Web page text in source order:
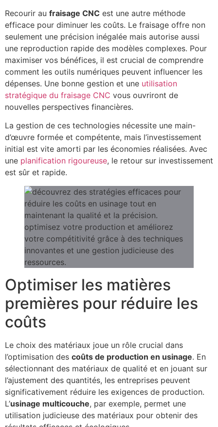
Recourir au fraisage CNC est une autre méthode
efficace pour diminuer les coûts. Le fraisage offre non
seulement une précision inégalée mais autorise aussi
une reproduction rapide des modèles complexes. Pour
maximiser vos bénéfices, il est crucial de comprendre
comment les outils numériques peuvent influencer les
dépenses. Une bonne gestion et une utilisation
stratégique du fraisage CNC vous ouvriront de
nouvelles perspectives financières.
La gestion de ces technologies nécessite une main-
d’œuvre formée et compétente, mais l’investissement
initial est vite amorti par les économies réalisées. Avec
une planification rigoureuse, le retour sur investissement
est sûr et rapide.
Optimiser les matières
premières pour réduire les
coûts
Le choix des matériaux joue un rôle crucial dans
l’optimisation des coûts de production en usinage. En
sélectionnant des matériaux de qualité et en jouant sur
l’ajustement des quantités, les entreprises peuvent
significativement réduire les exigences de production.
L’usinage multicouche, par exemple, permet une
utilisation judicieuse des matériaux pour obtenir des